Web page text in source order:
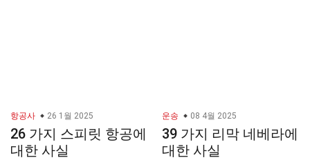
항공사 26 1월 2025
26 가지 스피릿 항공에
대한 사실
운송 08 4월 2025
39 가지 리막 네베라에
대한 사실